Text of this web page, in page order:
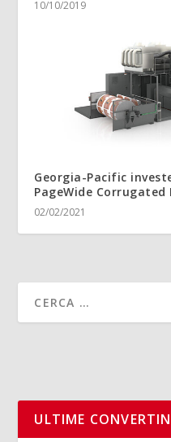
10/10/2019
Georgia-Pacific
PageWide Corrugated
02/02/2021
ULTIME